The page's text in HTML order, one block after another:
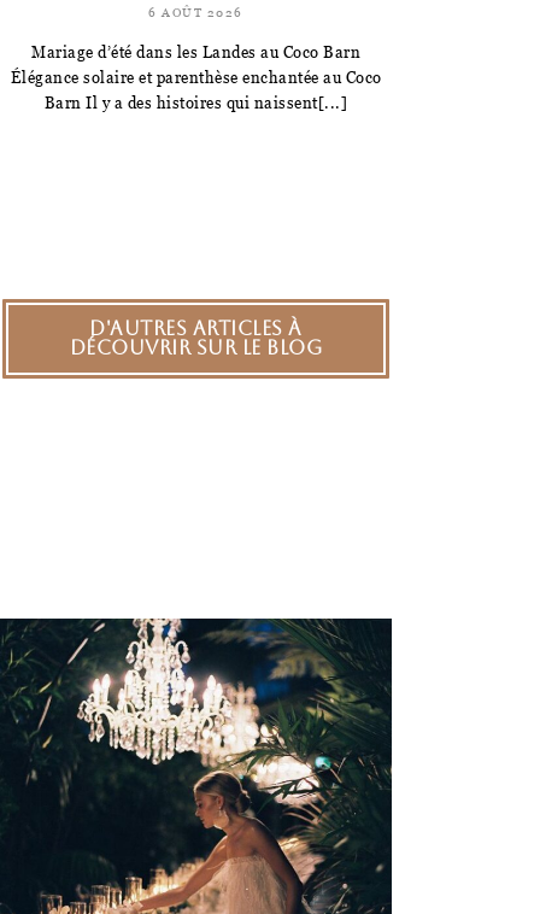
6 AOÛT 2026
Mariage d’été dans les Landes au Coco Barn
Élégance solaire et parenthèse enchantée au Coco
Barn Il y a des histoires qui naissent[...]
D'autres articles à
découvrir sur le blog